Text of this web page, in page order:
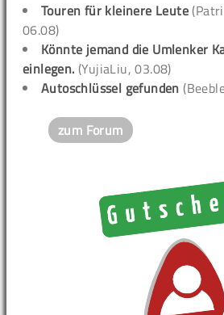
Touren für kleinere Leute
06.08)
Könnte jemand die Umlenker
einlegen. (YujiaLiu, 03.08)
Autoschlüssel gefunden
zum Forum